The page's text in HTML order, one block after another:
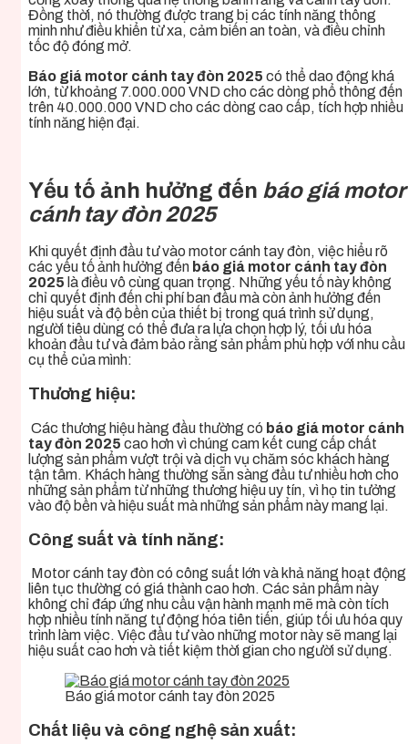
Đồng thời, nó thường được trang bị các tính năng thông
minh như điều khiển từ xa, cảm biến an toàn, và điều chỉnh
tốc độ đóng mở.
Báo giá motor cánh tay đòn 2025 có thể dao động khá
lớn, từ khoảng 7.000.000 VND cho các dòng phổ thông đến
trên 40.000.000 VND cho các dòng cao cấp, tích hợp nhiều
tính năng hiện đại.
Yếu tố ảnh hưởng đến báo giá motor
cánh tay đòn 2025
Khi quyết định đầu tư vào motor cánh tay đòn, việc hiểu rõ
các yếu tố ảnh hưởng đến báo giá motor cánh tay đòn
2025 là điều vô cùng quan trọng. Những yếu tố này không
chỉ quyết định đến chi phí ban đầu mà còn ảnh hưởng đến
hiệu suất và độ bền của thiết bị trong quá trình sử dụng,
người tiêu dùng có thể đưa ra lựa chọn hợp lý, tối ưu hóa
khoản đầu tư và đảm bảo rằng sản phẩm phù hợp với nhu cầu
cụ thể của mình:
Thương hiệu:
Các thương hiệu hàng đầu thường có báo giá motor cánh
tay đòn 2025 cao hơn vì chúng cam kết cung cấp chất
lượng sản phẩm vượt trội và dịch vụ chăm sóc khách hàng
tận tâm. Khách hàng thường sẵn sàng đầu tư nhiều hơn cho
những sản phẩm từ những thương hiệu uy tín, vì họ tin tưởng
vào độ bền và hiệu suất mà những sản phẩm này mang lại.
Công suất và tính năng:
Motor cánh tay đòn có công suất lớn và khả năng hoạt động
liên tục thường có giá thành cao hơn. Các sản phẩm này
không chỉ đáp ứng nhu cầu vận hành mạnh mẽ mà còn tích
hợp nhiều tính năng tự động hóa tiên tiến, giúp tối ưu hóa quy
trình làm việc. Việc đầu tư vào những motor này sẽ mang lại
hiệu suất cao hơn và tiết kiệm thời gian cho người sử dụng.
Báo giá motor cánh tay đòn 2025
Chất liệu và công nghệ sản xuất: